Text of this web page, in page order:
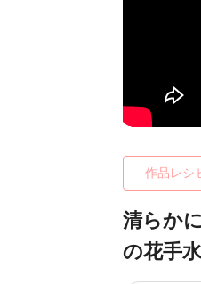
作品レシ
清らか
の花手